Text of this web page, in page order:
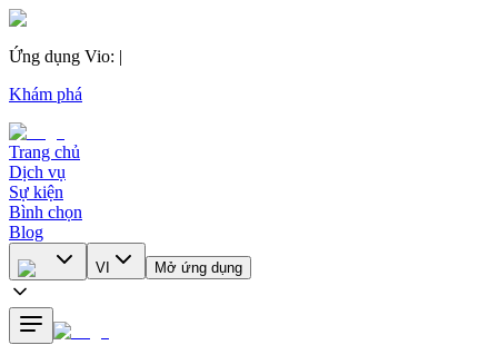
Ứng dụng Vio: |
Khám phá
Trang chủ
Dịch vụ
Sự kiện
Bình chọn
Blog
VI Mở ứng dụng